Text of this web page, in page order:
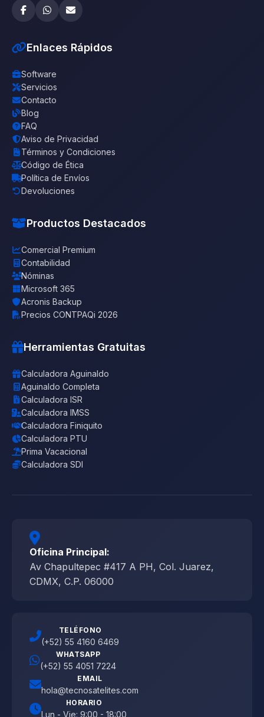
Enlaces Rápidos
Software
Servicios
Contacto
Blog
FAQ
Aviso de Privacidad
Términos y Condiciones
Código de Ética
Política de Envíos
Devoluciones
Productos Destacados
Comercial Premium
Contabilidad
Nóminas
Microsoft 365
Acronis Backup
Precios CONTPAQi 2026
Herramientas Gratuitas
Calculadora Aguinaldo
Aguinaldo Completa
Calculadora ISR
Calculadora IMSS
Calculadora Finiquito
Calculadora PTU
Prima Vacacional
Calculadora SDI
Oficina Principal:
Av Chapultepec #417 A PH, Col. Juarez,
CDMX, C.P. 06000
TELÉFONO
(+52) 55 4160 6469
WHATSAPP
(+52) 55 4051 7224
EMAIL
hola@tecnosatelites.com
HORARIO
Lun - Vie: 9:00 - 18:00